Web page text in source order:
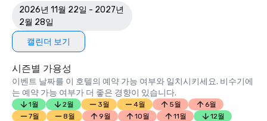
2026년 11월 22일 - 2027년
2월 28일
캘린더 보기
시즌별 가용성
이벤트 날짜를 이 호텔의 예약 가능 여부와 일치시키세요. 비수기에
는 예약 가능 여부가 더 좋은 경향이 있습니다.
1월 2월 3월 4월 5월
6월
7월
8월 9월 10월 11월 12월